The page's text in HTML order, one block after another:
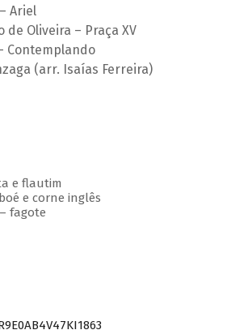
Ariel
de Oliveira – Praça XV
Contemplando
(arr. Isaías Ferreira)
e flautim
e corne inglês
fagote